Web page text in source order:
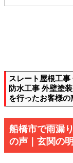
スレート屋根工
防水工事 外壁塗
を行ったお客様の
船橋市で雨漏
の声｜玄関の